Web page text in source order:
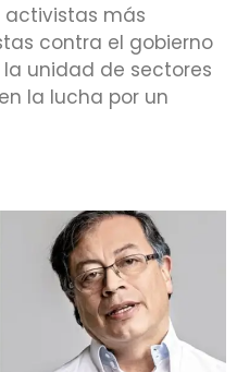
activistas más
contra el gobierno
unidad de sectores
la lucha por un